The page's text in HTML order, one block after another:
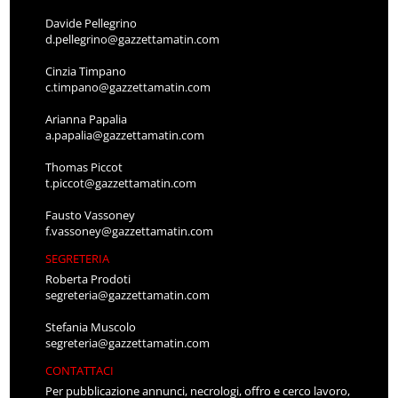
Davide Pellegrino
d.pellegrino@gazzettamatin.com
Cinzia Timpano
c.timpano@gazzettamatin.com
Arianna Papalia
a.papalia@gazzettamatin.com
Thomas Piccot
t.piccot@gazzettamatin.com
Fausto Vassoney
f.vassoney@gazzettamatin.com
SEGRETERIA
Roberta Prodoti
segreteria@gazzettamatin.com
Stefania Muscolo
segreteria@gazzettamatin.com
CONTATTACI
Per pubblicazione annunci, necrologi, offro e cerco lavoro,